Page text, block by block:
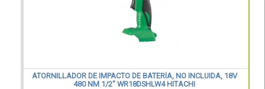
ATORNILLADOR DE IMPACTO DE BATERÍA, NO INCLUIDA, 18V
480 NM 1/2" WR18DSHLW4 HITACHI